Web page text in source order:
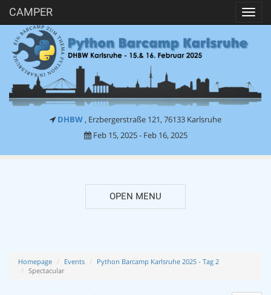
CAMPER
DHBW , Erzbergerstraße 121, 76133 Karlsruhe
Feb 15, 2025 - Feb 16, 2025
OPEN MENU
Homepage Events
Python Barcamp Karlsruhe 2025 - Tag 2
Spectacular